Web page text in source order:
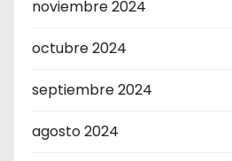
noviembre 2024
octubre 2024
septiembre 2024
agosto 2024